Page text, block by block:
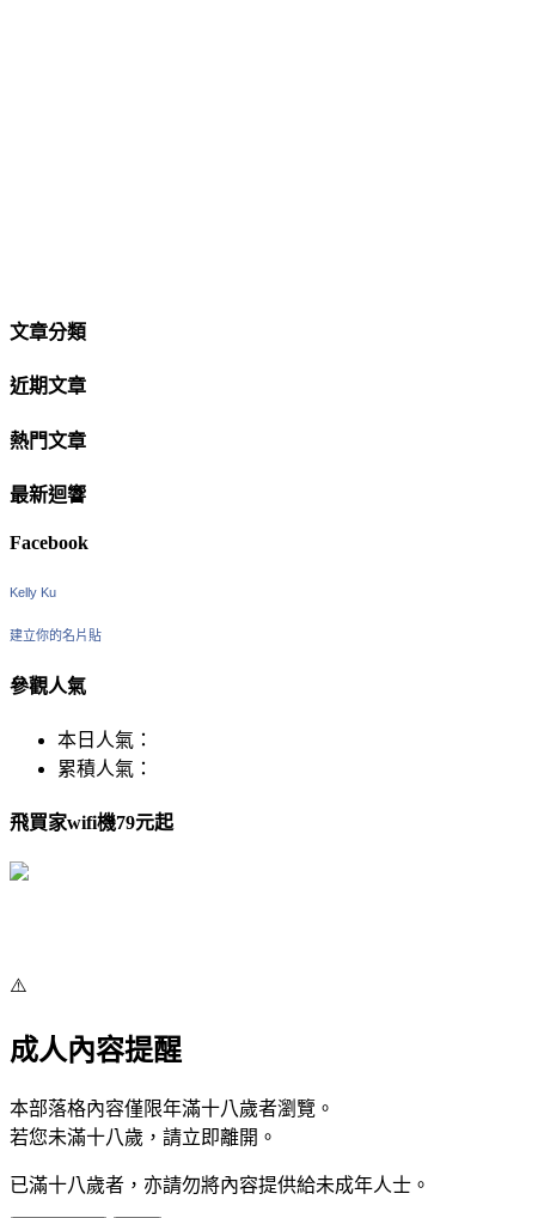
文章分類
近期文章
熱門文章
最新迴響
Facebook
Kelly Ku
建立你的名片貼
參觀人氣
本日人氣：
累積人氣：
飛買家wifi機79元起
⚠️
成人內容提醒
本部落格內容僅限年滿十八歲者瀏覽。
若您未滿十八歲，請立即離開。
已滿十八歲者，亦請勿將內容提供給未成年人士。